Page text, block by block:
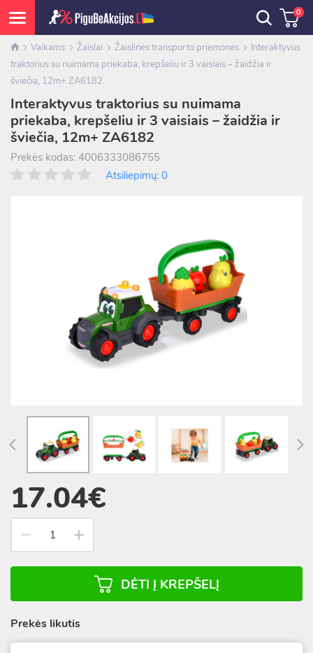
0
Vaikams Žaislai Žaislinės transporto priemonės
Interaktyvus
traktorius su nuimama priekaba, krepšeliu ir 3 vaisiais – žaidžia ir
šviečia, 12m+ ZA6182
Interaktyvus traktorius su nuimama
priekaba, krepšeliu ir 3 vaisiais – žaidžia ir
šviečia, 12m+ ZA6182
Prekės kodas: 4006333086755
Atsiliepimų: 0
17.04€
DĖTI Į KREPŠELĮ
Prekės likutis